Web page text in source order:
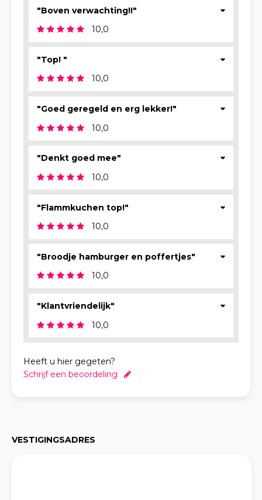
"Boven verwachting!!"
10,0
"Top! "
10,0
"Goed geregeld en erg lekker!"
10,0
"Denkt goed mee"
10,0
"Flammkuchen top!"
10,0
"Broodje hamburger en poffertjes"
10,0
"Klantvriendelijk"
10,0
Heeft u hier gegeten?
Schrijf een beoordeling
VESTIGINGSADRES